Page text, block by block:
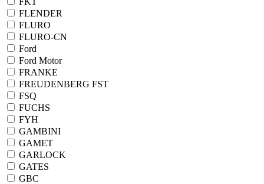
FLENDER
FLURO
FLURO-CN
Ford
Ford Motor
FRANKE
FREUDENBERG FST
FSQ
FUCHS
FYH
GAMBINI
GAMET
GARLOCK
GATES
GBC